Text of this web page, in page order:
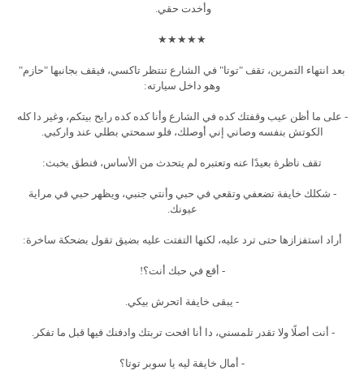
وأخدت حقي.
★★★★★
بعد انتهاء التمرين، تقف "توتا" في الشارع تنتظر تاكسي، فيقف بجانبها "حازم"
وهو داخل سيارته:
- على ما أظن عيب وقفتك كده في الشارع وأنا كده كده رايح بيتكم، وغير دا كله
الكوتش بنفسه وصاني إني أوصلك، فلو سمحتي بطلي عند واركبي.
تقف ناظرة بعيدًا عنه وتعتبره لم يتحدث من الأساس، فنطق بخبث:
- شكلك خايفة تضعفي وتقعي في حبي وأنتي جنبي، ويظهر حبي في مراية
عيونك.
أراد استفزازها حتى ترد عليه، لكنها التفتت عليه بضيق تقول بضحكة ساخرة:
- أقع في حبك أنت؟!
- يبقى خايفة اتحرش بيكي.
- أنت أصلًا ولا تقدر تلمسني، دا أنا افحت تربتك وادفنك فيها قبل ما تفكر.
- أمال خايفة ليه يا سوبر توتا؟